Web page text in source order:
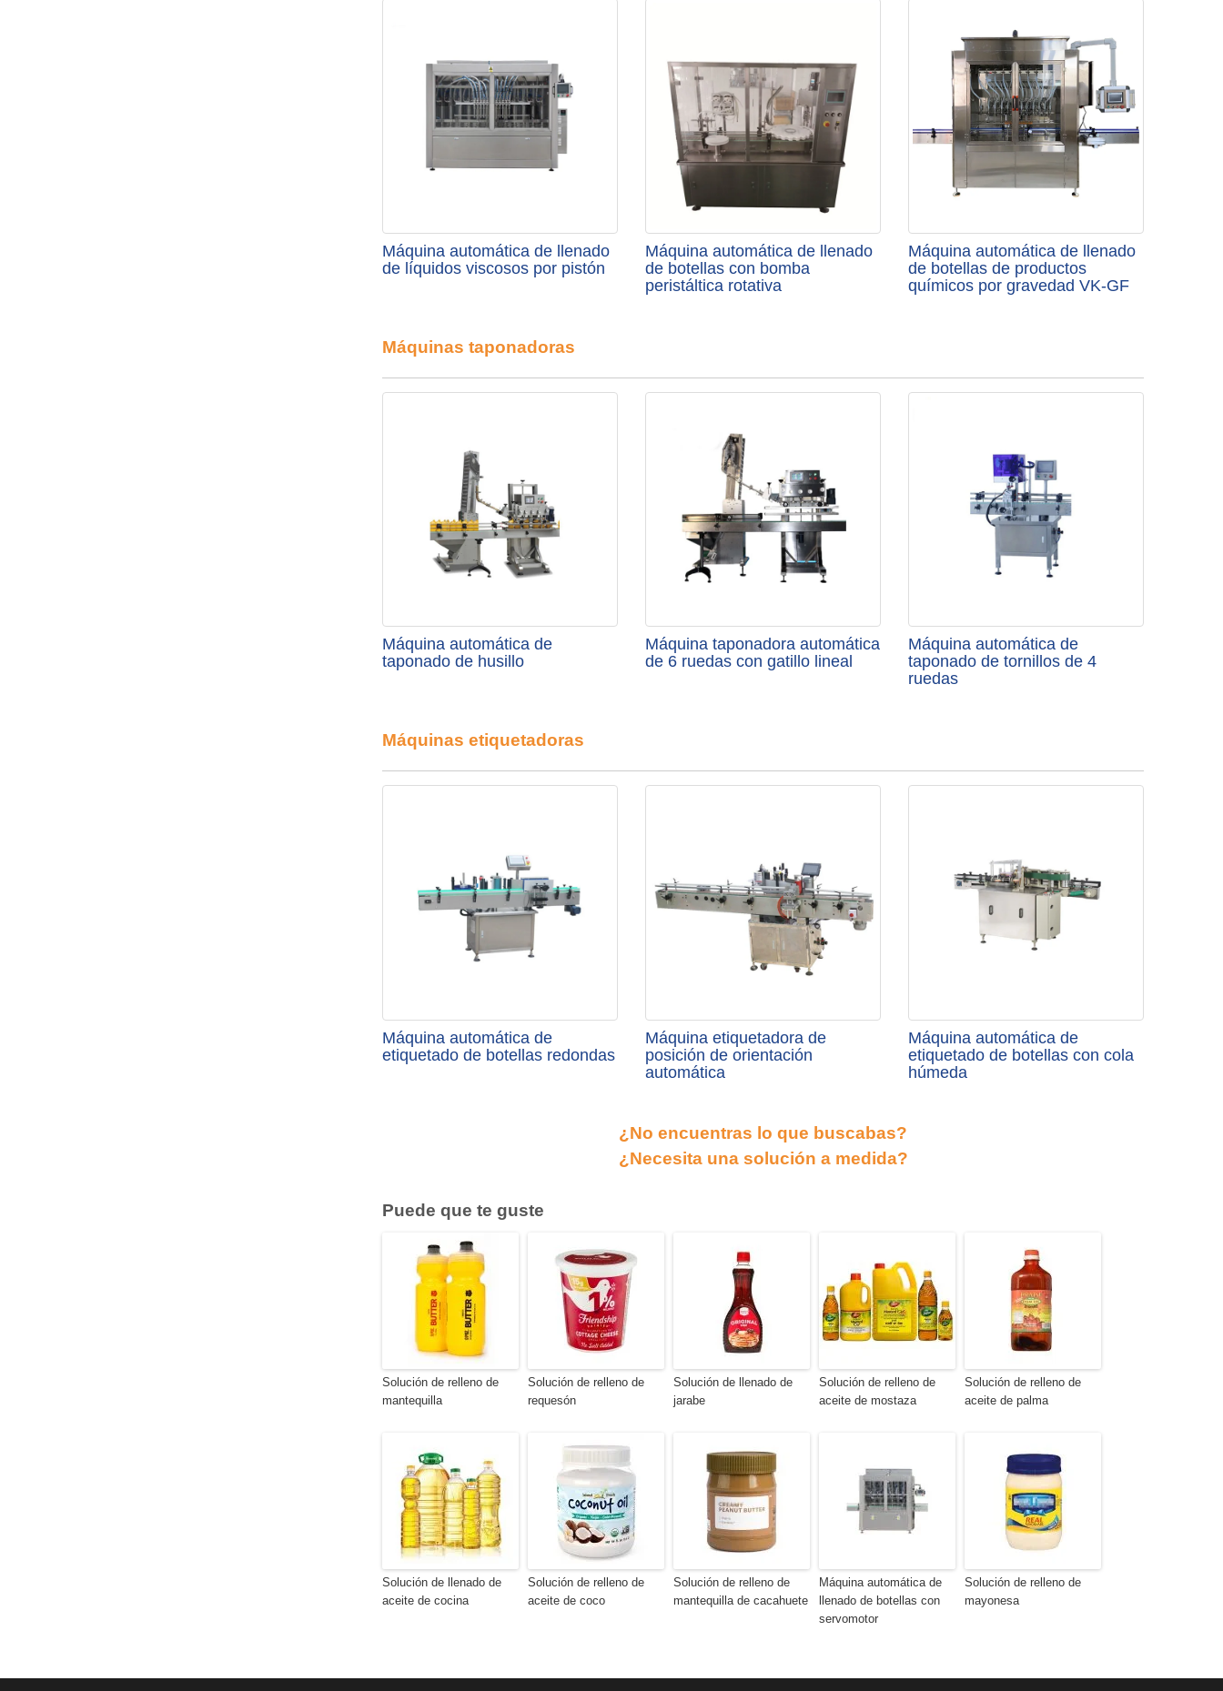
Máquina automática de llenado
de líquidos viscosos por pistón
Máquina automática de llenado
de botellas con bomba
peristáltica rotativa
Máquina automática de llenado
de botellas de productos
químicos por gravedad VK-GF
Máquinas taponadoras
Máquina automática de
taponado de husillo
Máquina taponadora automática
de 6 ruedas con gatillo lineal
Máquina automática de
taponado de tornillos de 4
ruedas
Máquinas etiquetadoras
Máquina automática de
etiquetado de botellas redondas
Máquina etiquetadora de
posición de orientación
automática
Máquina automática de
etiquetado de botellas con cola
húmeda
¿No encuentras lo que buscabas?
¿Necesita una solución a medida?
Puede que te guste
Solución de relleno de
mantequilla
Solución de relleno de
requesón
Solución de llenado de
jarabe
Solución de relleno de
aceite de mostaza
Solución de relleno de
aceite de palma
Solución de llenado de
aceite de cocina
Solución de relleno de
aceite de coco
Solución de relleno de
mantequilla de cacahuete
Máquina automática de
llenado de botellas con
servomotor
Solución de relleno de
mayonesa